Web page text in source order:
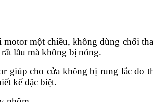
motor một chiều, không dùng chổi
lâu mà không bị nóng.
giúp cho cửa không bị rung lắc do
kế đặc biệt.